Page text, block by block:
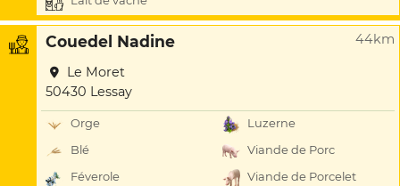
Couedel Nadine 44km
Le Moret
50430 Lessay
Orge
Luzerne
Blé
Viande de Porc
Féverole
Viande de Porcelet